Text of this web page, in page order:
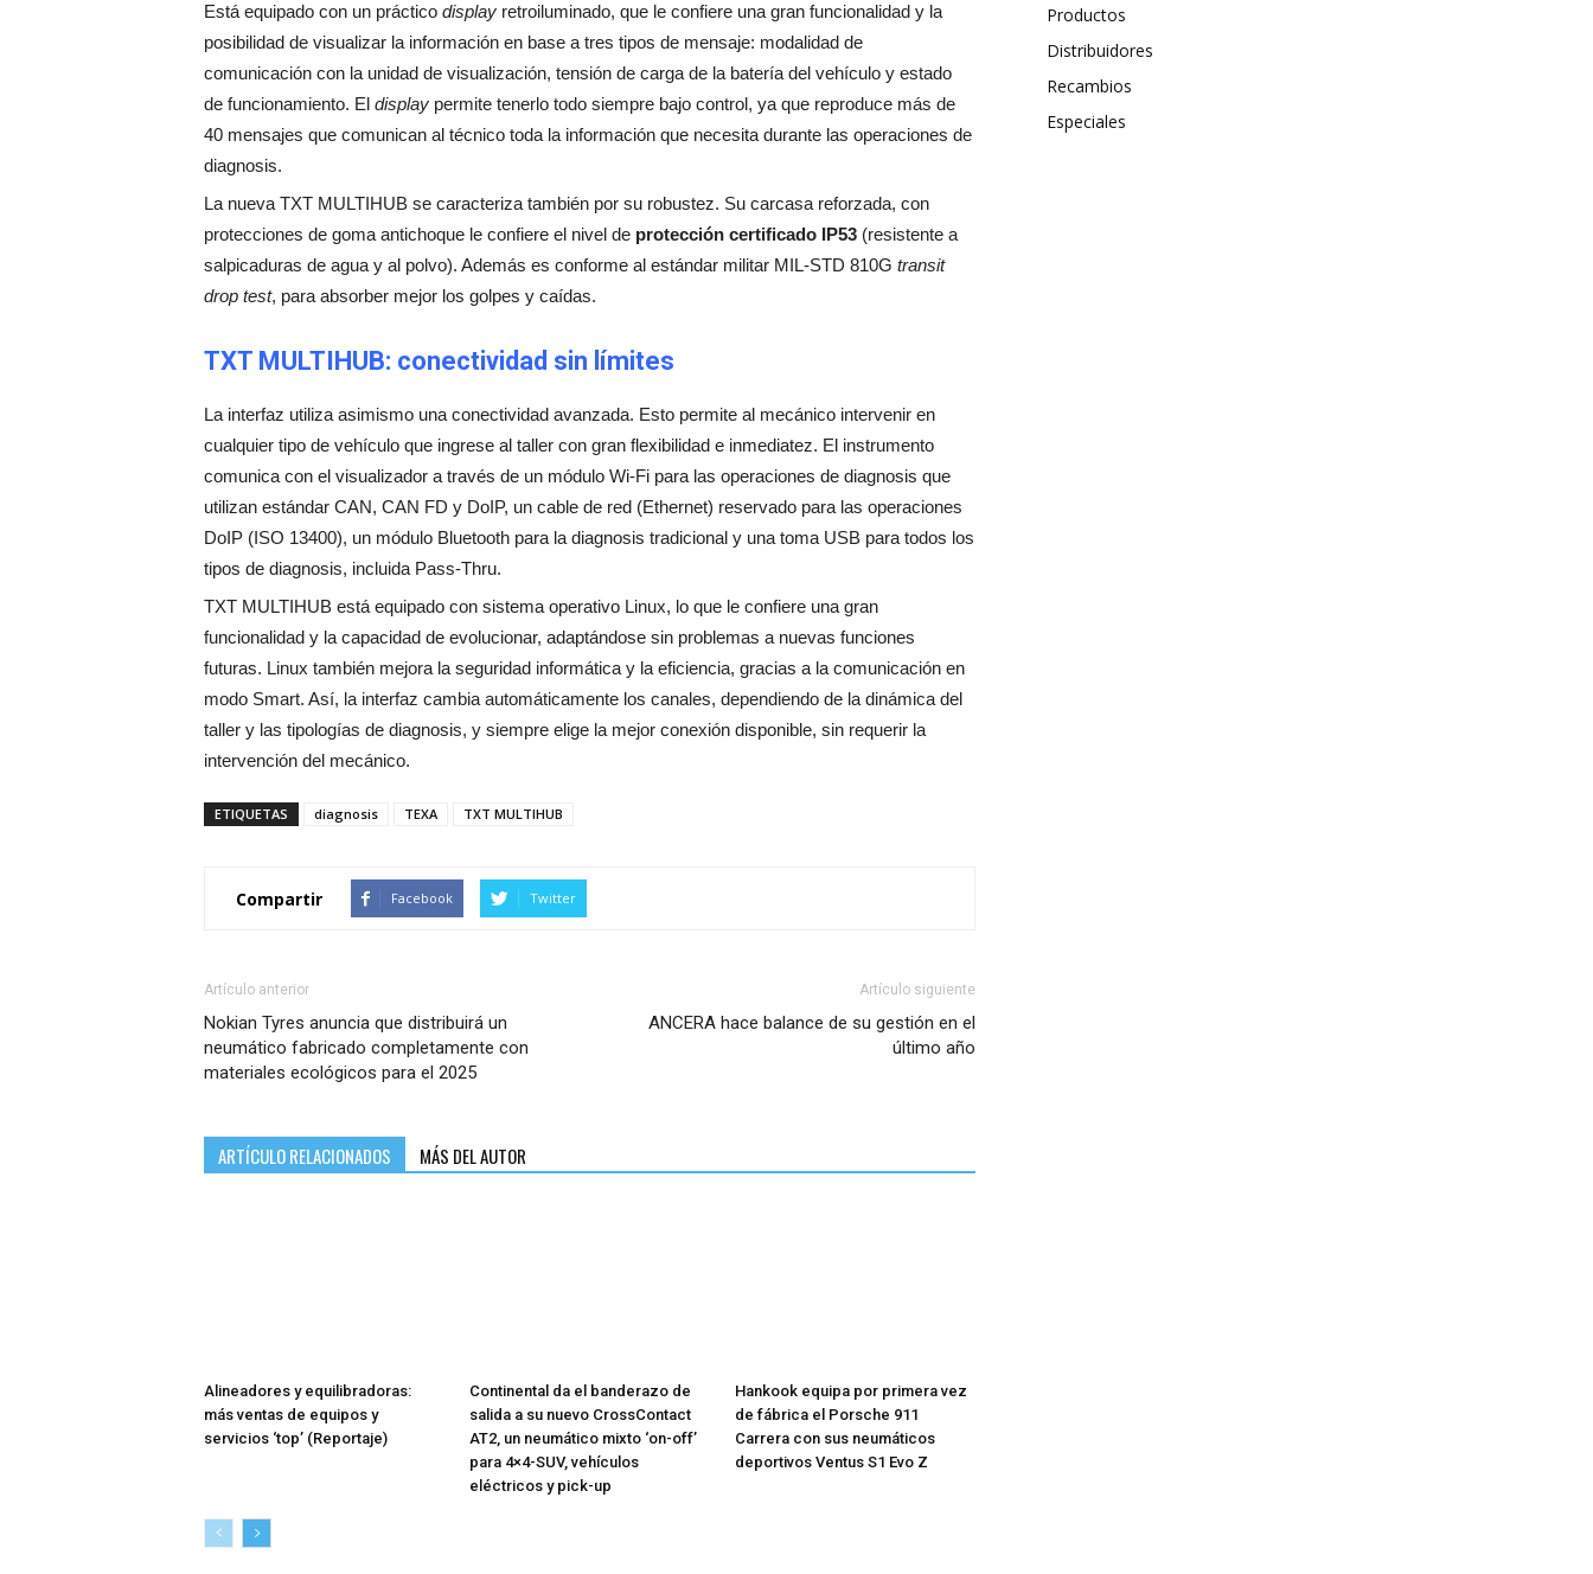
Está equipado con un práctico display retroiluminado, que le confiere una gran funcionalidad y la
posibilidad de visualizar la información en base a tres tipos de mensaje: modalidad de
comunicación con la unidad de visualización, tensión de carga de la batería del vehículo y estado
de funcionamiento. El display permite tenerlo todo siempre bajo control, ya que reproduce más de
40 mensajes que comunican al técnico toda la información que necesita durante las operaciones de
diagnosis.
La nueva TXT MULTIHUB se caracteriza también por su robustez. Su carcasa reforzada, con
protecciones de goma antichoque le confiere el nivel de protección certificado IP53 (resistente a
salpicaduras de agua y al polvo). Además es conforme al estándar militar MIL-STD 810G transit
drop test, para absorber mejor los golpes y caídas.
TXT MULTIHUB: conectividad sin límites
La interfaz utiliza asimismo una conectividad avanzada. Esto permite al mecánico intervenir en
cualquier tipo de vehículo que ingrese al taller con gran flexibilidad e inmediatez. El instrumento
comunica con el visualizador a través de un módulo Wi-Fi para las operaciones de diagnosis que
utilizan estándar CAN, CAN FD y DoIP, un cable de red (Ethernet) reservado para las operaciones
DoIP (ISO 13400), un módulo Bluetooth para la diagnosis tradicional y una toma USB para todos los
tipos de diagnosis, incluida Pass-Thru.
TXT MULTIHUB está equipado con sistema operativo Linux, lo que le confiere una gran
funcionalidad y la capacidad de evolucionar, adaptándose sin problemas a nuevas funciones
futuras. Linux también mejora la seguridad informática y la eficiencia, gracias a la comunicación en
modo Smart. Así, la interfaz cambia automáticamente los canales, dependiendo de la dinámica del
taller y las tipologías de diagnosis, y siempre elige la mejor conexión disponible, sin requerir la
intervención del mecánico.
ETIQUETAS diagnosis TEXA TXT MULTIHUB
Compartir Facebook Twitter
Artículo anterior
Nokian Tyres anuncia que distribuirá un
neumático fabricado completamente con
materiales ecológicos para el 2025
Artículo siguiente
ANCERA hace balance de su gestión en el
último año
ARTÍCULO RELACIONADOS MÁS DEL AUTOR
Alineadores y equilibradoras:
más ventas de equipos y
servicios ‘top’ (Reportaje)
Continental da el banderazo de
salida a su nuevo CrossContact
AT2, un neumático mixto ‘on-off’
para 4×4-SUV, vehículos
eléctricos y pick-up
Hankook equipa por primera vez
de fábrica el Porsche 911
Carrera con sus neumáticos
deportivos Ventus S1 Evo Z
Productos
Distribuidores
Recambios
Especiales